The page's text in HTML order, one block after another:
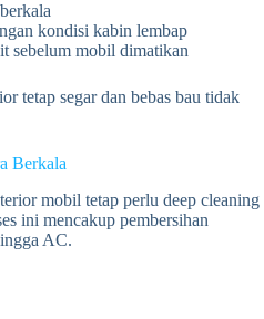
kondisi kabin lembap
sebelum mobil dimatikan
tetap segar dan bebas bau tidak
Berkala
mobil tetap perlu deep cleaning
ini mencakup pembersihan
AC.